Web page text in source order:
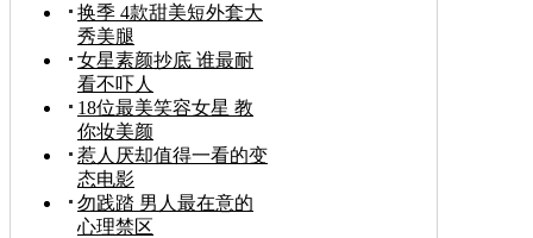
换季 4款甜美短外套大
秀美腿
女星素颜抄底 谁最耐
看不吓人
18位最美笑容女星 教
你妆美颜
惹人厌却值得一看的变
态电影
勿践踏 男人最在意的
心理禁区